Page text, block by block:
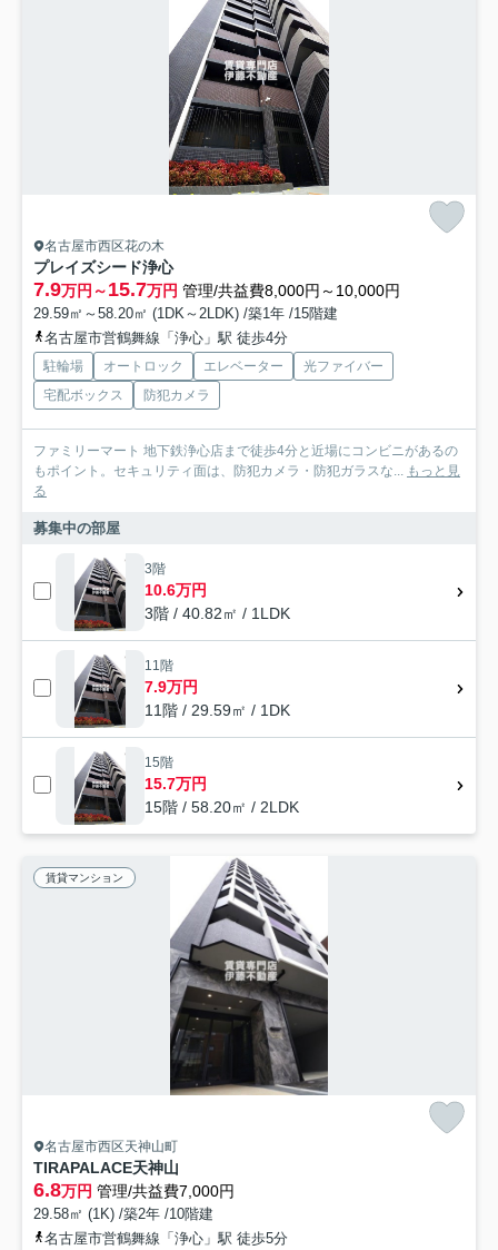
名古屋市西区花の木
プレイズシード浄心
7.9万円～15.7万円 管理/共益費8,000円～10,000円
29.59㎡～58.20㎡ (1DK～2LDK) /築1年 /15階建
名古屋市営鶴舞線「浄心」駅 徒歩4分
駐輪場 オートロック エレベーター
光ファイバー
宅配ボックス
防犯カメラ
ファミリーマート 地下鉄浄心店まで徒歩4分と近場にコンビニがあるの
もポイント。セキュリティ面は、防犯カメラ・防犯ガラスな...
もっと見
る
募集中の部屋
3階
10.6万円
3階 / 40.82㎡ / 1LDK
11階
7.9万円
11階 / 29.59㎡ / 1DK
15階
15.7万円
15階 / 58.20㎡ / 2LDK
賃貸マンション
名古屋市西区天神山町
TIRAPALACE天神山
6.8万円 管理/共益費7,000円
29.58㎡ (1K) /築2年 /10階建
名古屋市営鶴舞線「浄心」駅 徒歩5分